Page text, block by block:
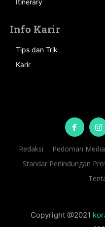
Itinerary
Info Karir
Tips dan Trik
Karir
Redaksi Pedoman
Standar Perlindungan
Copyright @2021